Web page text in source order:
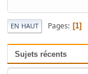
EN HAUT Pages 1
Sujets récents